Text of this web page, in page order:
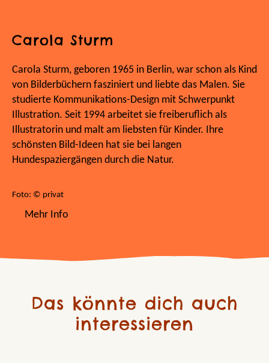
Carola Sturm
Carola Sturm, geboren 1965 in Berlin, war schon als Kind
von Bilderbüchern fasziniert und liebte das Malen. Sie
studierte Kommunikations-Design mit Schwerpunkt
Illustration. Seit 1994 arbeitet sie freiberuflich als
Illustratorin und malt am liebsten für Kinder. Ihre
schönsten Bild-Ideen hat sie bei langen
Hundespaziergängen durch die Natur.
Foto: © privat
Mehr Info
Das könnte dich auch
interessieren